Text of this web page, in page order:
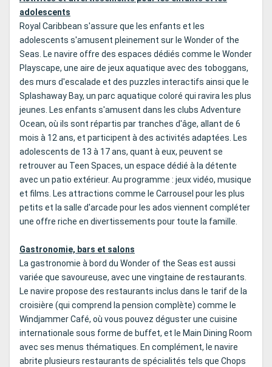
adolescents
Royal Caribbean s'assure que les enfants et les
adolescents s'amusent pleinement sur le Wonder of the
Seas. Le navire offre des espaces dédiés comme le Wonder
Playscape, une aire de jeux aquatique avec des toboggans,
des murs d'escalade et des puzzles interactifs ainsi que le
Splashaway Bay, un parc aquatique coloré qui ravira les plus
jeunes. Les enfants s'amusent dans les clubs Adventure
Ocean, où ils sont répartis par tranches d'âge, allant de 6
mois à 12 ans, et participent à des activités adaptées. Les
adolescents de 13 à 17 ans, quant à eux, peuvent se
retrouver au Teen Spaces, un espace dédié à la détente
avec un patio extérieur. Au programme : jeux vidéo, musique
et films. Les attractions comme le Carrousel pour les plus
petits et la salle d'arcade pour les ados viennent compléter
une offre riche en divertissements pour toute la famille.
Gastronomie, bars et salons
La gastronomie à bord du Wonder of the Seas est aussi
variée que savoureuse, avec une vingtaine de restaurants.
Le navire propose des restaurants inclus dans le tarif de la
croisière (qui comprend la pension complète) comme le
Windjammer Café, où vous pouvez déguster une cuisine
internationale sous forme de buffet, et le Main Dining Room
avec ses menus thématiques. En complément, le navire
abrite plusieurs restaurants de spécialités tels que Chops